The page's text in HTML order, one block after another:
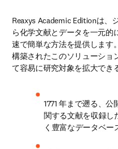
Reaxys Academic Editionは、
ら化学文献とデータを一元的
速で簡単な方法を提供します
構築されたこのソリューショ
て容易に研究対象を拡大でき
1771 年まで遡る、
関する文献を収録し
く豊富なデータベー